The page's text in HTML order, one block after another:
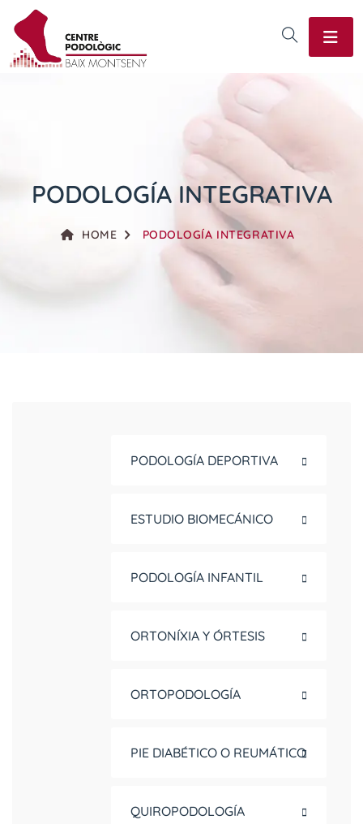
PODOLOGÍA INTEGRATIVA
HOME PODOLOGÍA INTEGRATIVA
PODOLOGÍA DEPORTIVA
ESTUDIO BIOMECÁNICO
PODOLOGÍA INFANTIL
ORTONÍXIA Y ÓRTESIS
ORTOPODOLOGÍA
PIE DIABÉTICO O REUMÁTICO
QUIROPODOLOGÍA